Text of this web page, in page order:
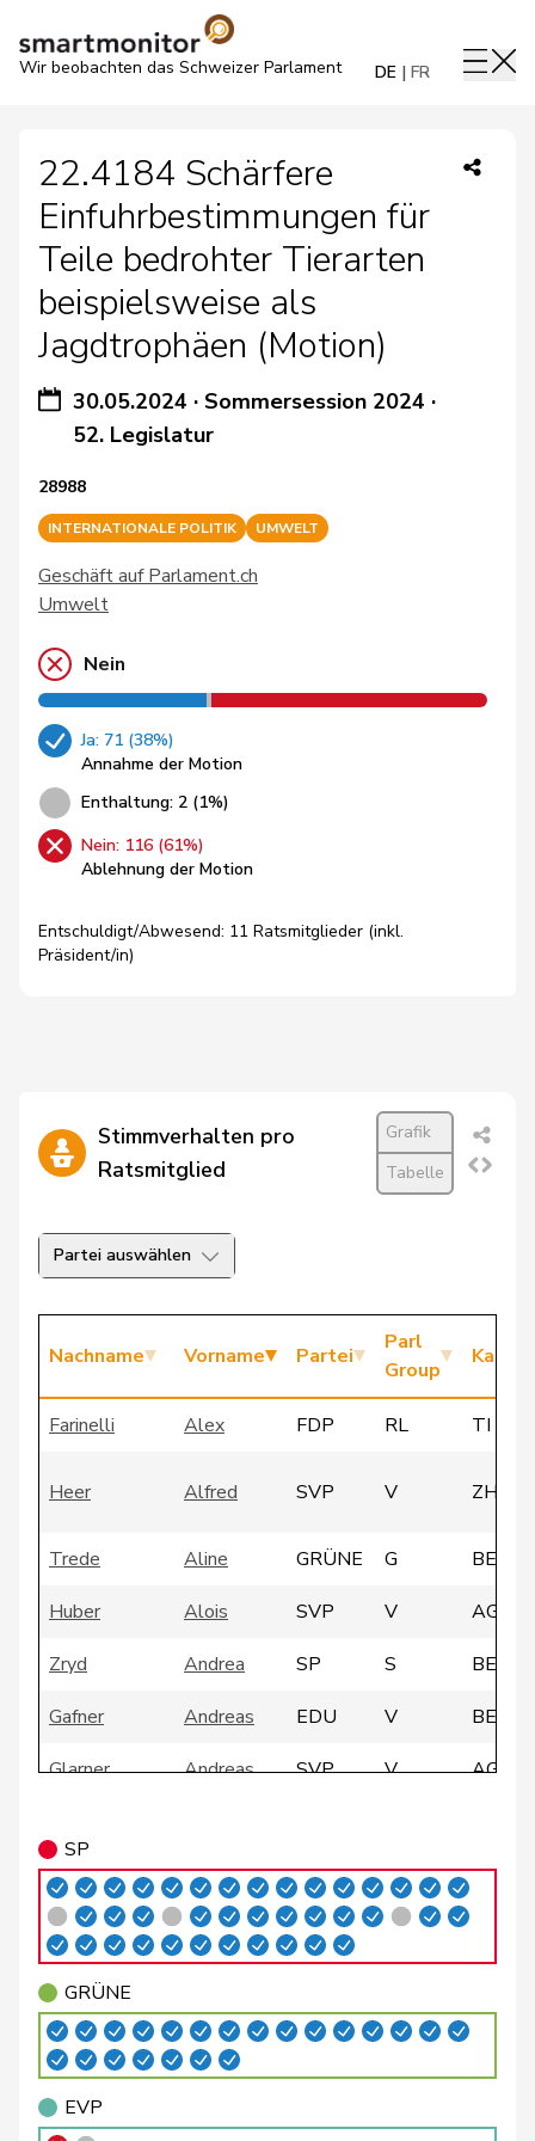
Wir beobachten das Schweizer Parlament DE FR
22.4184 Schärfere
Einfuhrbestimmungen für
Teile bedrohter Tierarten
beispielsweise als
Jagdtrophäen (Motion)
30.05.2024 ·Sommersession 2024 ·
52. Legislatur
28988
INTERNATIONALE POLITIK UMWELT
Geschäft auf Parlament.ch
Umwelt
Nein
Ja: 71 (38%)
Annahme der Motion
Enthaltung: 2 (1%)
Nein: 116 (61%)
Ablehnung der Motion
Entschuldigt/Abwesend: 11 Ratsmitglieder (inkl.
Präsident/in)
Stimmverhalten pro
Ratsmitglied
Grafik
Tabelle
Partei auswählen
Nachname Vorname Partei
Parl
Group
Farinelli Alex FDP RL TI
Heer Alfred SVP V ZH
Trede Aline GRÜNE G
BE
Huber
Alois SVP V
AG
Zryd
Andrea SP S
BE
Gafner
Andreas EDU V
BE
Glarner
Andreas SVP V
AG
Silberschmidt
Andri FDP RL ZH
Giacometti Anna FDP
Rosenwasser Anna SP S
ZH
Glättli
Balthasar
Gysi
SP
GRÜNE
EVP